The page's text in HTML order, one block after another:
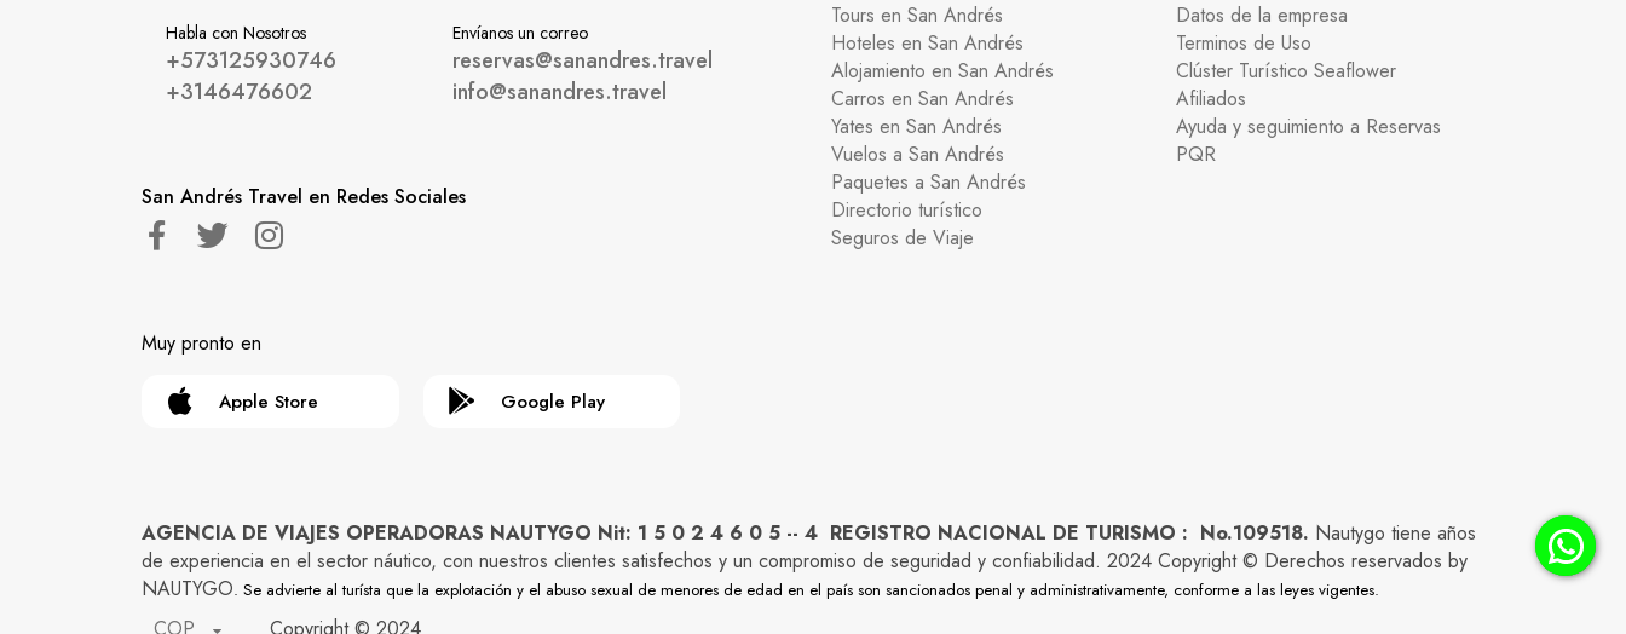
Habla con Nosotros
+573125930746
+3146476602
Envíanos un correo
reservas@sanandres.travel
info@sanandres.travel
San Andrés Travel en Redes Sociales
Muy pronto en
Apple Store Google Play
Tours en San Andrés
Hoteles en San Andrés
Alojamiento en San Andrés
Carros en San Andrés
Yates en San Andrés
Vuelos a San Andrés
Paquetes a San Andrés
Directorio turístico
Seguros de Viaje
Datos de la empresa
Terminos de Uso
Clúster Turístico Seaflower
Afiliados
Ayuda y seguimiento a Reservas
PQR
AGENCIA DE VIAJES OPERADORAS NAUTYGO Nit: 1 5 0 2 4 6 0 5 -- 4 REGISTRO NACIONAL DE TURISMO : No.109518. Nautygo tiene años
de experiencia en el sector náutico, con nuestros clientes satisfechos y un compromiso de seguridad y confiabilidad. 2024 Copyright © Derechos reservados by
NAUTYGO. Se advierte al turísta que la explotación y el abuso sexual de menores de edad en el país son sancionados penal y administrativamente, conforme a las leyes vigentes.